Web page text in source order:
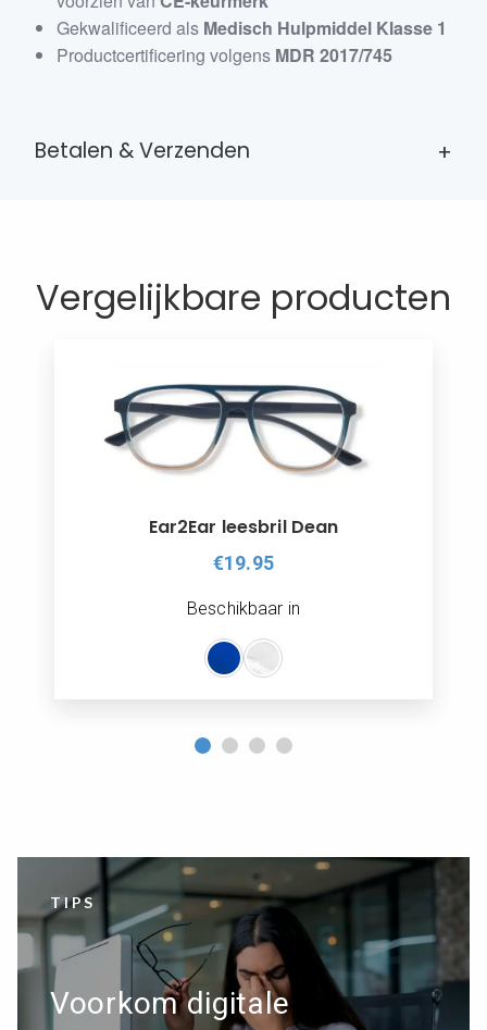
Gekwalificeerd als Medisch Hulpmiddel Klasse 1
Productcertificering volgens MDR 2017/745
Betalen & Verzenden
Vergelijkbare producten
Ear2Ear leesbril Dean
€19.95
Beschikbaar in
TIPS
Voorkom digitale